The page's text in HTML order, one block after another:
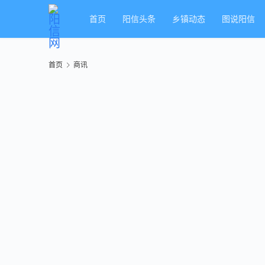
首页 阳信头条 乡镇动态 图说阳信
首页 商讯